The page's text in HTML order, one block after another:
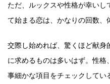
ただ、ルックスや性格が幸い
て始まる恋は、かなりの回数、
交際し始めれば、驚くほど献身
に求めるものは多いはず。性格
事細かな項目をチェックしてい